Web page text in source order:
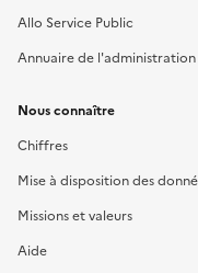
Allo Service Public
Annuaire de l'administration
Nous connaître
Chiffres
Mise à disposition des
Missions et valeurs
Aide